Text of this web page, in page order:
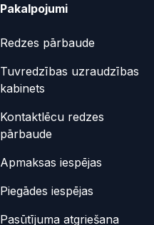
Pakalpojumi
Redzes pārbaude
Tuvredzības uzraudzības
kabinets
Kontaktlēcu redzes
pārbaude
Apmaksas iespējas
Piegādes iespējas
Pasūtījuma atgriešana